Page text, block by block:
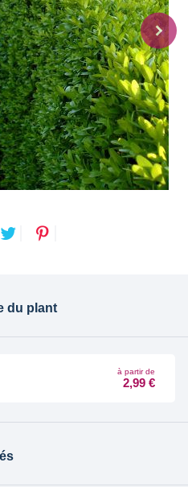
du plant
à partir de
2,99 €